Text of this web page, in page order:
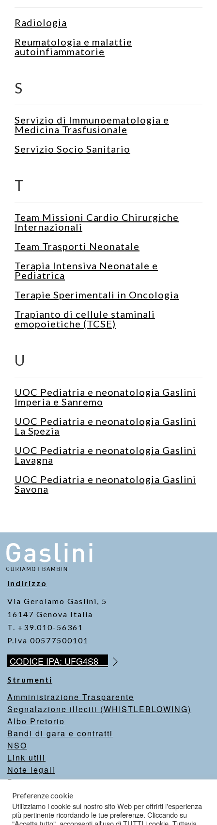
Radiologia
Reumatologia e malattie
autoinfiammatorie
S
Servizio di Immunoematologia e
Medicina Trasfusionale
Servizio Socio Sanitario
T
Team Missioni Cardio Chirurgiche
Internazionali
Team Trasporti Neonatale
Terapia Intensiva Neonatale e
Pediatrica
Terapie Sperimentali in Oncologia
Trapianto di cellule staminali
emopoietiche (TCSE)
U
UOC Pediatria e neonatologia Gaslini
Imperia e Sanremo
UOC Pediatria e neonatologia Gaslini
La Spezia
UOC Pediatria e neonatologia Gaslini
Lavagna
UOC Pediatria e neonatologia Gaslini
Savona
Indirizzo
Via Gerolamo Gaslini, 5
16147 Genova Italia
T. +39.010-56361
P.Iva 00577500101
CODICE IPA: UFG4S8
Strumenti
Amministrazione Trasparente
Segnalazione illeciti (WHISTLEBLOWING)
Albo Pretorio
Bandi di gara e contratti
NSO
Link utili
Note legali
Privacy
Intranet
Valutazione del sito
Dichiarazione di accessibilità
Preferenze cookie
Utilizziamo i cookie sul nostro sito Web per offrirti l'esperienza
più pertinente ricordando le tue preferenze. Cliccando su